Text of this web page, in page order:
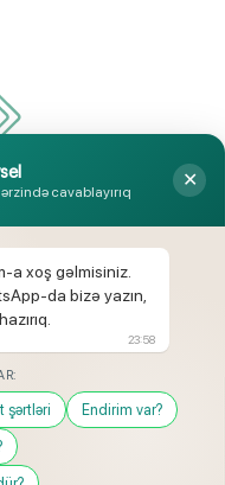
qiymətlər
aşağı
təmin edə bilirik.
cavablayırıq
✕
a xoş gəlmisiniz.
da bizə yazın,
23:58
şərtləri Endirim var?